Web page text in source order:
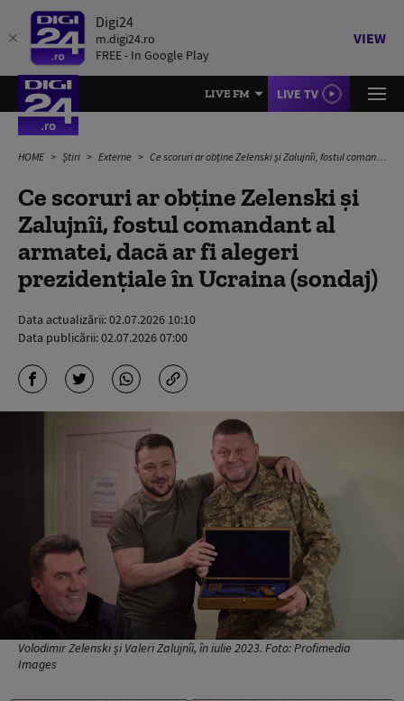
Digi24
m.digi24.ro
FREE - In Google Play
VIEW
LIVE FM LIVE TV
HOME Știri Externe Ce scoruri ar obține Zelenski și Zalujnîi, fostul comandant al armatei, dacă ar fi alegeri prezidențiale în Ucraina (sondaj)
Ce scoruri ar obține Zelenski și
Zalujnîi, fostul comandant al
armatei, dacă ar fi alegeri
prezidențiale în Ucraina (sondaj)
Data actualizării:02.07.2026 10:10
Data publicării:02.07.2026 07:00
Volodimir Zelenski și Valeri Zalujnîi, în iulie 2023. Foto: Profimedia
Images